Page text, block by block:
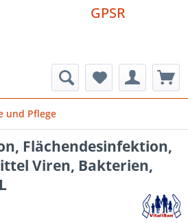
GPSR
und Pflege
Flächendesinfektion,
Viren, Bakterien,